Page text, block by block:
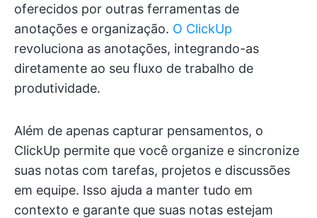
oferecidos por outras ferramentas de
anotações e organização. O ClickUp
revoluciona as anotações, integrando-as
diretamente ao seu fluxo de trabalho de
produtividade.
Além de apenas capturar pensamentos, o
ClickUp permite que você organize e sincronize
suas notas com tarefas, projetos e discussões
em equipe. Isso ajuda a manter tudo em
contexto e garante que suas notas estejam